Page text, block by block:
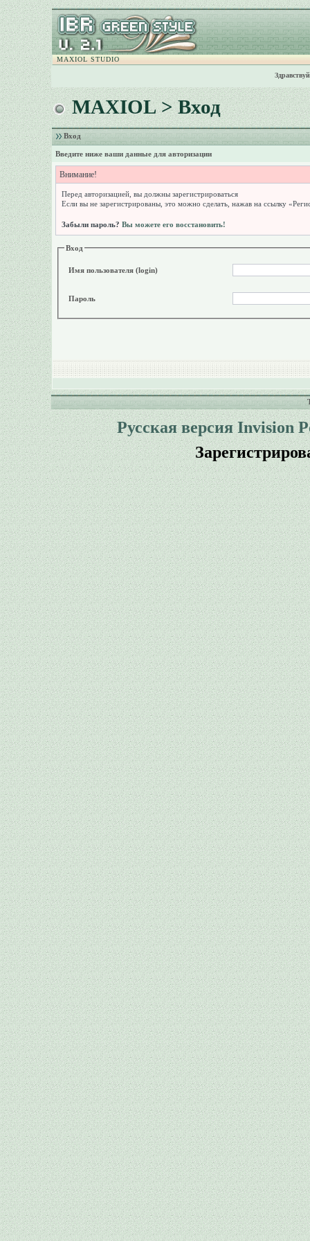
MAXIOL STUDIO
MAXIOL> Вход
Вход
Введите ниже ваши данные для авторизации
Внимание!
Перед авторизацией, вы должны зарегистрироваться
Если вы не зарегистрированы, это можно сделать, нажав на ссылку
Забыли пароль? Вы можете его восстановить!
Вход
Имя пользователя (login)
Пароль
Русская версия Invision